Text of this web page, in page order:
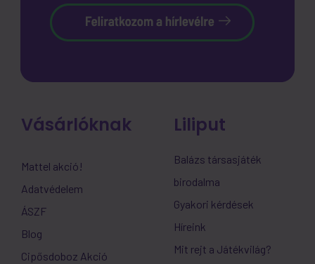
Vásárlóknak
Mattel akció!
Adatvédelem
ÁSZF
Blog
Cipősdoboz Akció
Liliput
Balázs társasjáték
birodalma
Gyakori kérdések
Híreink
Mit rejt a Játékvilág?